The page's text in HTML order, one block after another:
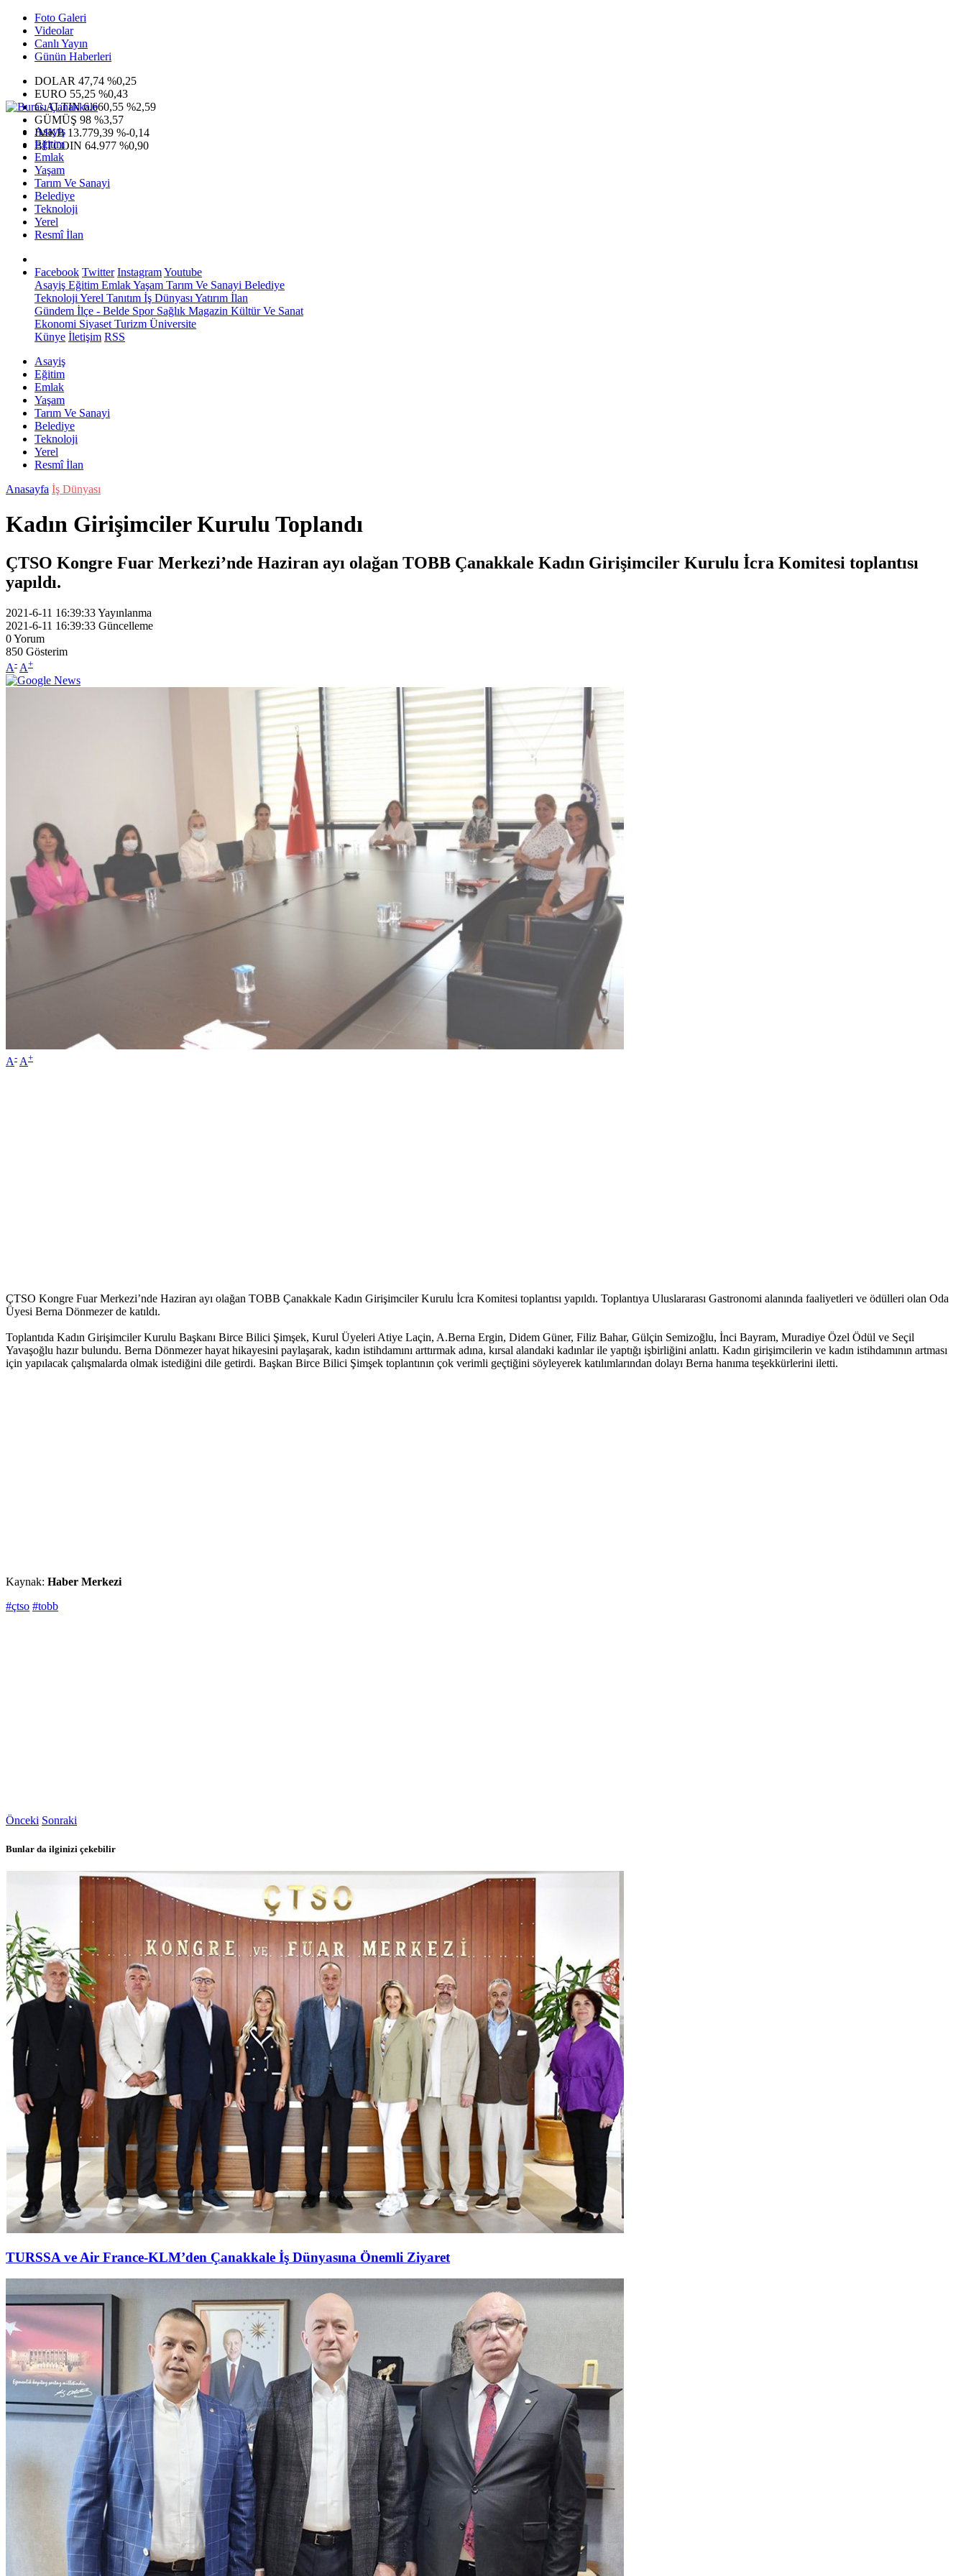
Foto Galeri
Videolar
Canlı Yayın
Günün Haberleri
DOLAR 47,74 %0,25
EURO 55,25 %0,43
G.ALTIN6.660,55 %2,59
GÜMÜŞ 98 %3,57
IMKB 13.779,39 %-0,14
BITCOIN 64.977 %0,90
Asayiş
Eğitim
Emlak
Yaşam
Tarım Ve Sanayi
Belediye
Teknoloji
Yerel
Resmî İlan
Facebook Twitter InstagramYoutube
Asayiş Eğitim EmlakYaşam Tarım Ve Sanayi Belediye
Teknoloji Yerel Tanıtım İş Dünyası Yatırım İlan
Gündem İlçe - Belde SporSağlık Magazin Kültür Ve Sanat
Ekonomi Siyaset Turizm Üniversite
Künye İletişim RSS
Asayiş
Eğitim
Emlak
Yaşam
Tarım Ve Sanayi
Belediye
Teknoloji
Yerel
Resmî İlan
Anasayfa İş Dünyası
Kadın Girişimciler Kurulu Toplandı
ÇTSO Kongre Fuar Merkezi’nde Haziran ayı olağan TOBB Çanakkale Kadın Girişimciler Kurulu İcra Komitesi toplantısı
yapıldı.
2021-6-11 16:39:33Yayınlanma
2021-6-11 16:39:33 Güncelleme
0Yorum
850 Gösterim
A- A+
A- A+
ÇTSO Kongre Fuar Merkezi’nde Haziran ayı olağan TOBB Çanakkale Kadın Girişimciler Kurulu İcra Komitesi toplantısı yapıldı. Toplantıya Uluslararası Gastronomi alanında faaliyetleri ve ödülleri olan Oda
Üyesi Berna Dönmezer de katıldı.
Toplantıda Kadın Girişimciler Kurulu Başkanı Birce Bilici Şimşek, Kurul Üyeleri Atiye Laçin, A.Berna Ergin, Didem Güner, Filiz Bahar, Gülçin Semizoğlu, İnci Bayram, Muradiye Özel Ödül ve Seçil
Yavaşoğlu hazır bulundu. Berna Dönmezer hayat hikayesini paylaşarak, kadın istihdamını arttırmak adına, kırsal alandaki kadınlar ile yaptığı işbirliğini anlattı. Kadın girişimcilerin ve kadın istihdamının artması
için yapılacak çalışmalarda olmak istediğini dile getirdi. Başkan Birce Bilici Şimşek toplantının çok verimli geçtiğini söyleyerek katılımlarından dolayı Berna hanıma teşekkürlerini iletti.
Kaynak: Haber Merkezi
#çtso #tobb
Önceki Sonraki
Bunlar da ilginizi çekebilir
TURSSA ve Air France-KLM’den Çanakkale İş Dünyasına Önemli Ziyaret